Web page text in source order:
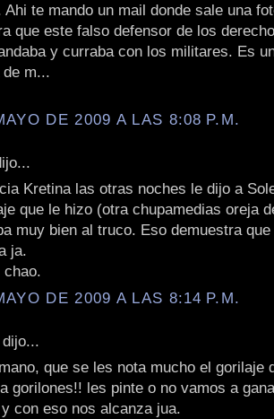
Ahi te mando un mail donde sale una
que este falso defensor de los
y curraba con los militares. Es
m...
DE 2009 A LAS 8:08 P.M.
Kretina las otras noches le dijo a
que le hizo (otra chupamedias oreja
muy bien al truco. Eso demuestra
ja.
DE 2009 A LAS 8:14 P.M.
que se les nota mucho el gorilaje
gorilones!! les pinte o no vamos a
con eso nos alcanza jua.